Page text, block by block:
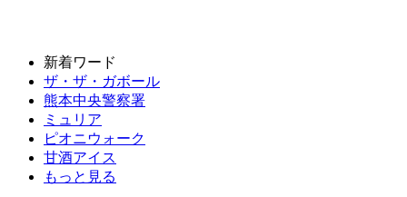
新着ワード
ザ・ザ・ガボール
熊本中央警察署
ミュリア
ピオニウォーク
甘酒アイス
もっと見る